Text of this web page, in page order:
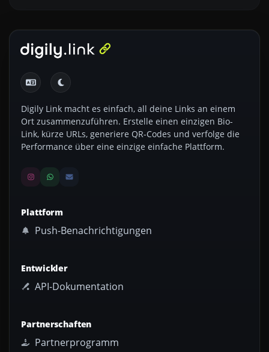
Digily Link macht es einfach, all deine Links an einem
Ort zusammenzuführen. Erstelle einen einzigen Bio-
Link, kürze URLs, generiere QR-Codes und verfolge die
Performance über eine einzige einfache Plattform.
Plattform
Push-Benachrichtigungen
Entwickler
API-Dokumentation
Partnerschaften
Partnerprogramm